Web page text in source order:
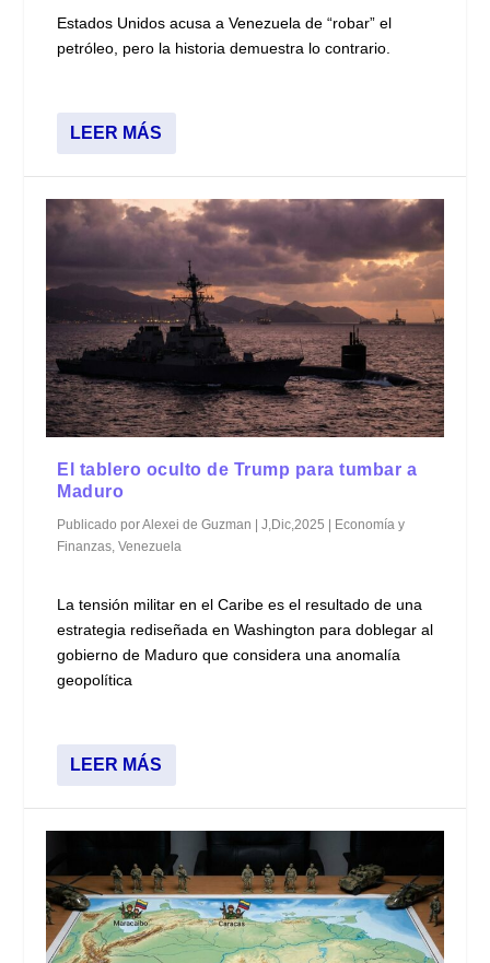
Estados Unidos acusa a Venezuela de “robar” el
petróleo, pero la historia demuestra lo contrario.
LEER MÁS
El tablero oculto de Trump para tumbar a
Maduro
Publicado porAlexei de Guzman |J,Dic,2025 | Economía y
Finanzas ,Venezuela
La tensión militar en el Caribe es el resultado de una
estrategia rediseñada en Washington para doblegar al
gobierno de Maduro que considera una anomalía
geopolítica
LEER MÁS